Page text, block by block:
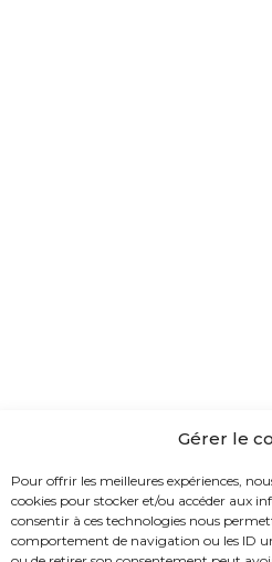
Gérer le
Pour offrir les meilleures expériences,
cookies pour stocker et/ou accéder aux
consentir à ces technologies nous
comportement de navigation ou les ID